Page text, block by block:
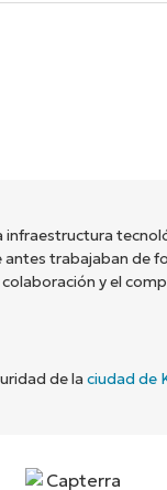
infraestructura
trabajaban de
y el
de la ciudad de